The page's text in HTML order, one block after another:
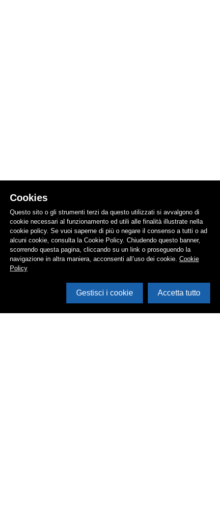
Cookies
Questo sito o gli strumenti terzi da questo utilizzati si avvalgono di
cookie necessari al funzionamento ed utili alle finalità illustrate nella
cookie policy. Se vuoi saperne di più o negare il consenso a tutti o ad
alcuni cookie, consulta la Cookie Policy. Chiudendo questo banner,
scorrendo questa pagina, cliccando su un link o proseguendo la
navigazione in altra maniera, acconsenti all’uso dei cookie. Cookie
Policy
Gestisci i cookie Accetta tutto